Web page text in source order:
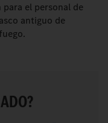
el personal de
antiguo de